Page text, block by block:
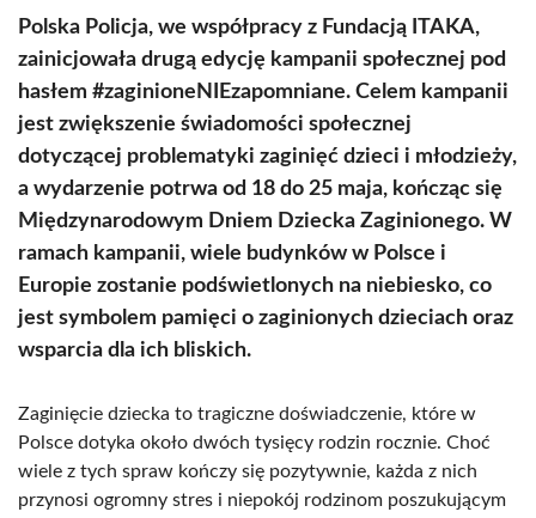
Polska Policja, we współpracy z Fundacją ITAKA,
zainicjowała drugą edycję kampanii społecznej pod
hasłem #zaginioneNIEzapomniane. Celem kampanii
jest zwiększenie świadomości społecznej
dotyczącej problematyki zaginięć dzieci i młodzieży,
a wydarzenie potrwa od 18 do 25 maja, kończąc się
Międzynarodowym Dniem Dziecka Zaginionego. W
ramach kampanii, wiele budynków w Polsce i
Europie zostanie podświetlonych na niebiesko, co
jest symbolem pamięci o zaginionych dzieciach oraz
wsparcia dla ich bliskich.
Zaginięcie dziecka to tragiczne doświadczenie, które w
Polsce dotyka około dwóch tysięcy rodzin rocznie. Choć
wiele z tych spraw kończy się pozytywnie, każda z nich
przynosi ogromny stres i niepokój rodzinom poszukującym